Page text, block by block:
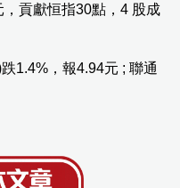
貢獻恒指30點，4 股成
1.4%，報4.94元 ; 聯通